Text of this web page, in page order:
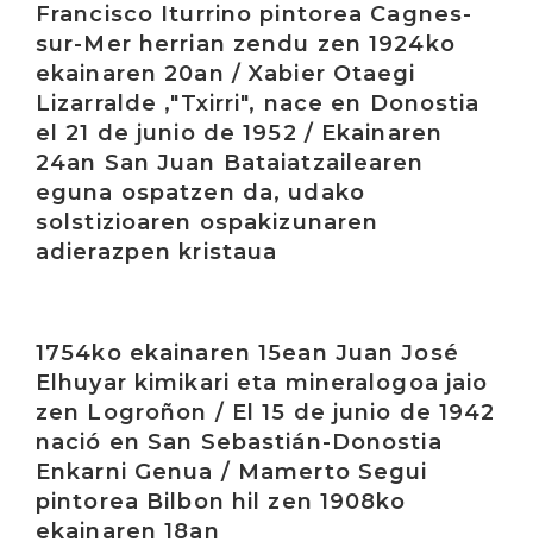
Francisco Iturrino pintorea Cagnes-
sur-Mer herrian zendu zen 1924ko
ekainaren 20an / Xabier Otaegi
Lizarralde ,"Txirri", nace en Donostia
el 21 de junio de 1952 / Ekainaren
24an San Juan Bataiatzailearen
eguna ospatzen da, udako
solstizioaren ospakizunaren
adierazpen kristaua
1754ko ekainaren 15ean Juan José
Elhuyar kimikari eta mineralogoa jaio
zen Logroñon / El 15 de junio de 1942
nació en San Sebastián-Donostia
Enkarni Genua / Mamerto Segui
pintorea Bilbon hil zen 1908ko
ekainaren 18an